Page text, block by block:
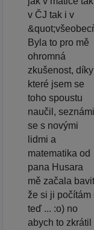
v ČJ tak i v
Byla to pro mě
ohromná
zkušenost, díky
které jsem se
toho spoustu
naučil, seznámil
se s novými
lidmi a
matematika od
pana Husara
mě začala
že si ji počítám
teď ... :o) no
abych to zkrátil